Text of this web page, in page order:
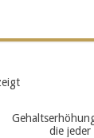
die jeder